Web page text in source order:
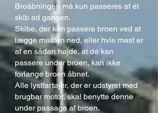
Broåbningen må kun passeres af ét
skib ad gangen.
Skibe, der kan passere broen ved at
lægge masten ned, eller hvis mast er
af en sådan højde, at de kan
passere under broen, kan ikke
forlange broen åbnet.
Alle lystfartøjer, der er udstyret med
brugbar motor, skal benytte denne
under passage af broen.